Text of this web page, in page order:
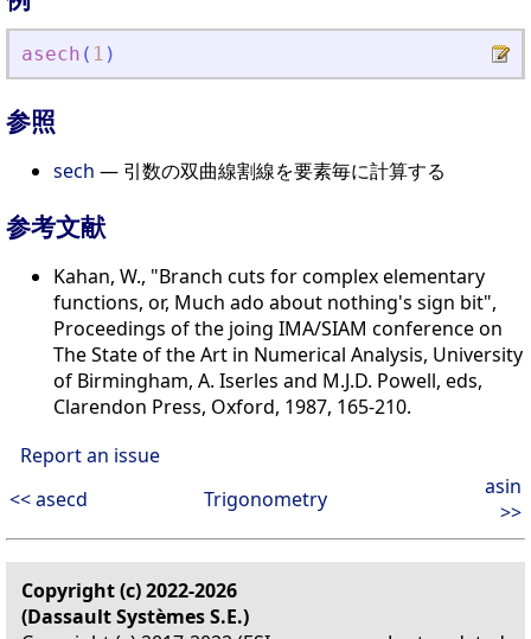
asech ( 1 )
参照
sech — 引数の双曲線割線を要素毎に計算する
参考文献
Kahan, W., "Branch cuts for complex elementary
functions, or, Much ado about nothing's sign bit",
Proceedings of the joing IMA/SIAM conference on
The State of the Art in Numerical Analysis, University
of Birmingham, A. Iserles and M.J.D. Powell, eds,
Clarendon Press, Oxford, 1987, 165-210.
Report an issue
<< asecd
Trigonometry
asin
>>
Copyright (c) 2022-2026
(Dassault Systèmes S.E.)